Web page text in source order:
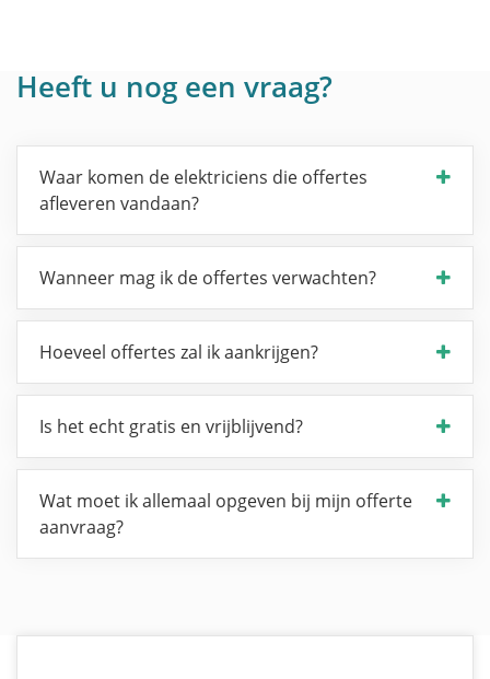
Heeft u nog een vraag?
Waar komen de elektriciens die offertes
afleveren vandaan?
Wanneer mag ik de offertes verwachten?
Hoeveel offertes zal ik aankrijgen?
Is het echt gratis en vrijblijvend?
Wat moet ik allemaal opgeven bij mijn offerte
aanvraag?